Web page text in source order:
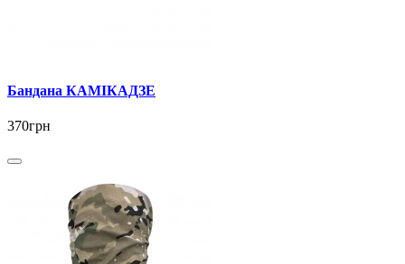
Бандана КАМІКАДЗЕ
370грн